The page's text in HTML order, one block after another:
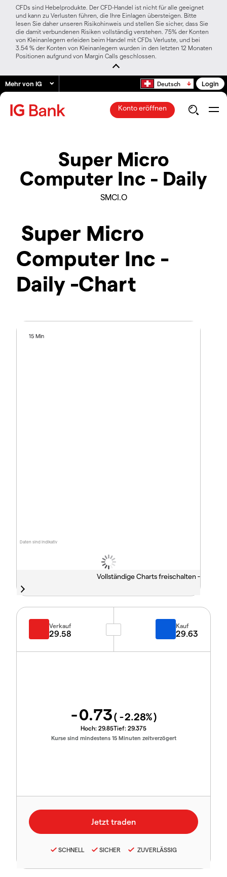
CFDs sind Hebelprodukte. Der CFD-Handel ist nicht für alle geeignet
und kann zu Verlusten führen, die Ihre Einlagen übersteigen. Bitte
lesen Sie daher unseren Risikohinweis und stellen Sie sicher, dass Sie
die damit verbundenen Risiken vollständig verstehen. 75% der Konten
von Kleinanlegern erleiden beim Handel mit CFDs Verluste, und bei
3.54 % der Konten von Kleinanlegern wurden in den letzten 12 Monaten
Positionen aufgrund von Margin Calls geschlossen.
Mehr von IG Deutsch Login
Konto eröffnen
Super Micro
Computer Inc - Daily
SMCI.O
Super Micro
Computer Inc -
Daily -Chart
Daten sind indikativ
15 Min
Vollständige Charts freischalten -
Verkauf
29.58
Kauf
29.63
-0.73( -2.28%)
Hoch: 29.85Tief: 29.375
Kurse sind mindestens 15 Minuten zeitverzögert
SCHNELL SICHER ZUVERLÄSSIG